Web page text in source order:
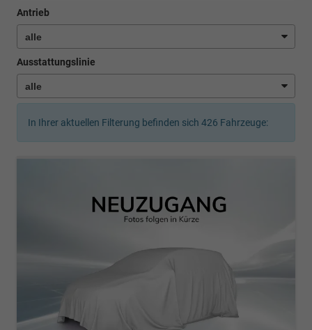
Antrieb
Ausstattungslinie
In Ihrer aktuellen Filterung befinden sich 426 Fahrzeuge: